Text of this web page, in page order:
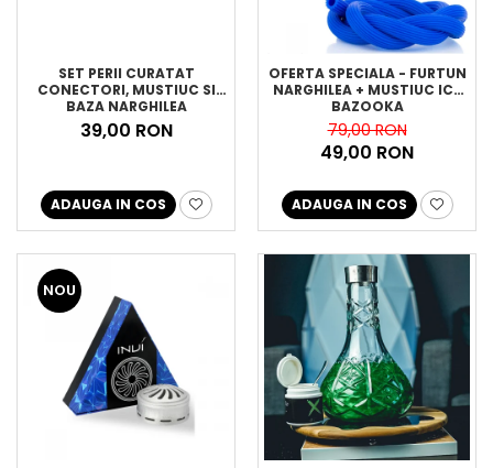
SET PERII CURATAT
CONECTORI, MUSTIUC SI
BAZA NARGHILEA
39,00 RON
ADAUGA IN COS
OFERTA SPECIALA - FURTUN
NARGHILEA + MUSTIUC ICE
BAZOOKA
79,00 RON
49,00 RON
ADAUGA IN COS
NOU